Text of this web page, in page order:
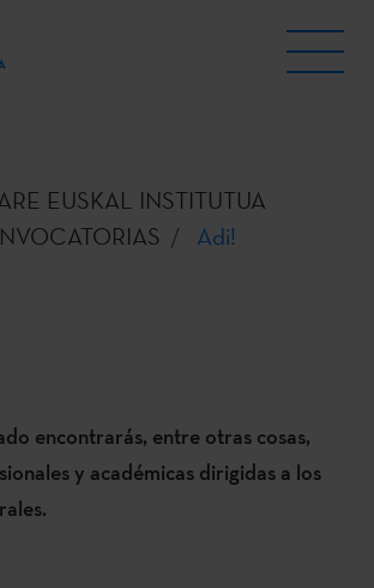
EUSKAL INSTITUTUA
Adi!
encontrarás, entre otras cosas,
y académicas dirigidas a los